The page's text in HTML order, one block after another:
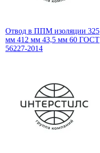
Отвод в ППМ изоляции 325
мм 412 мм 43,5 мм 60 ГОСТ
56227-2014